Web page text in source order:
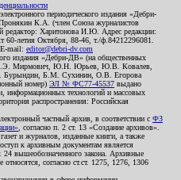
периодического издания «Дебри-
К.А. (член Союза журналистов
редактор: Харитонова И.Ю. Адрес редакции:
60-летия Октября, 88-46, т./ф.84212296081.
. E-mail: editor@debri-dv.com
издания «Дебри-ДВ» (на общественных
Мирмович, Ю.Н. Юрьев, Ю.В. Ковалев,
Б.М. Сухинин, О.В. Егорова
номер) ЭЛ № ФС77-45537 выдано
информационных технологий и массовых
распространения: Российская
частный архив, в соответствии с ФЗ
, согласно п. 2 ст. 13 «Создание архивов».
и журналов, изданные книги, а также
к архивным документам является
24 вышеобозначенного закона. Архивные
относятся, согласно ст.ст. 1275, 1276, 1306